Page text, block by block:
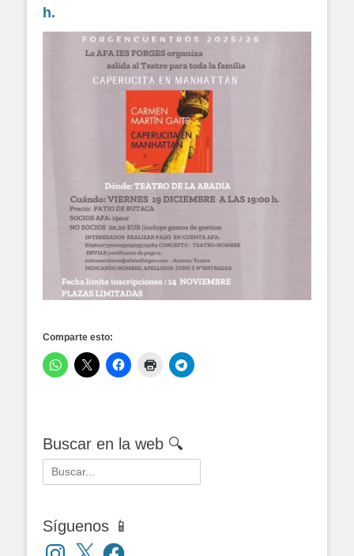
h.
Comparte esto:
Buscar en la web 🔍
Buscar:
Síguenos 📱
Instagram
X Facebook